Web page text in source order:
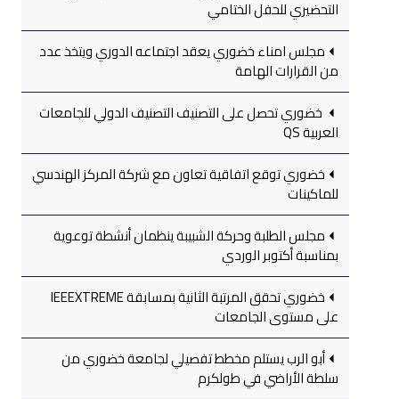
التحضيري للحفل الختامي
مجلس امناء خضوري يعقد اجتماعه الدوري ويتخذ عدد
من القرارات الهامة
خضوري تحصل على التصنيف التصنيف الدولي للجامعات
العربية QS
خضوري توقع اتفاقية تعاون مع شركة المركز الهندسي
للماكينات
مجلس الطلبة وحركة الشبيبة ينظمان أنشطة توعوية
بمناسبة أكتوبر الوردي
خضوري تحقق المرتبة الثانية بمسابقة IEEEXTREME
على مستوى الجامعات
أبو الرب يستلم مخطط تفصيلي لجامعة خضوري من
سلطة الأراضي في طولكرم